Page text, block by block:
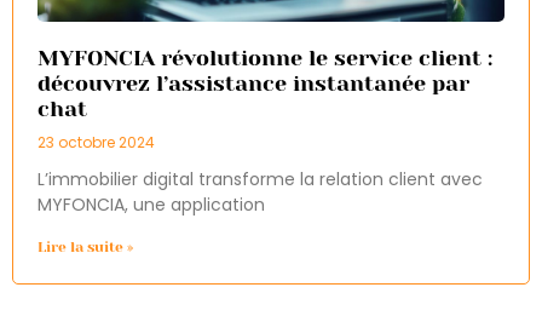
MYFONCIA révolutionne le service client :
découvrez l’assistance instantanée par
chat
23 octobre 2024
L’immobilier digital transforme la relation client avec
MYFONCIA, une application
Lire la suite »